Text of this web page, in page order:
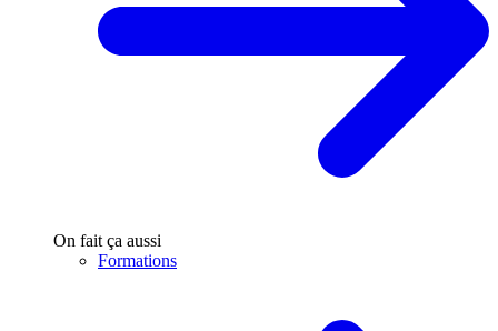
On fait ça aussi
Formations